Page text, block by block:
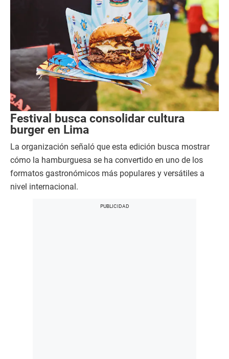
Festival busca consolidar cultura
burger en Lima
La organización señaló que esta edición busca mostrar
cómo la hamburguesa se ha convertido en uno de los
formatos gastronómicos más populares y versátiles a
nivel internacional.